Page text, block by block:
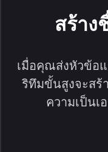
สร้าง
เมื่อคุณส่งหัวข้อแ
ริทึมขั้นสูงจะสร้
ความเป็นเ